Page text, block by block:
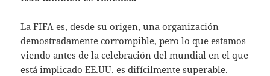
La FIFA es, desde su origen, una organización
demostradamente corrompible, pero lo que estamos
viendo antes de la celebración del mundial en el que
está implicado EE.UU. es difícilmente superable.